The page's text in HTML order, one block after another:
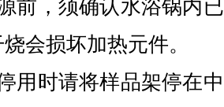
前，须确认水浴锅内
会损坏加热元件。
用时请将样品架停在